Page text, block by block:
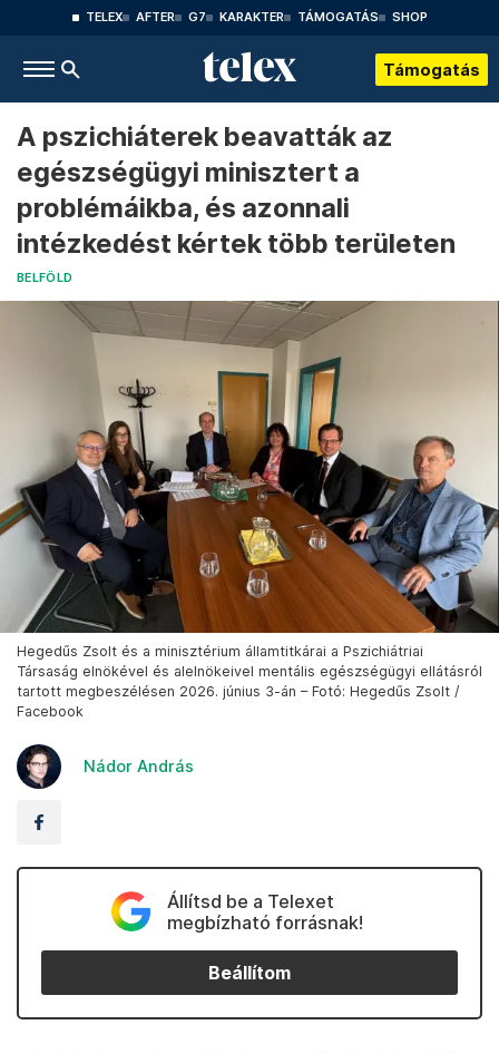
TELEX AFTER G7 KARAKTER TÁMOGATÁS SHOP
Támogatás
A pszichiáterek beavatták az
egészségügyi minisztert a
problémáikba, és azonnali
intézkedést kértek több területen
BELFÖLD
Hegedűs Zsolt és a minisztérium államtitkárai a Pszichiátriai
Társaság elnökével és alelnökeivel mentális egészségügyi ellátásról
tartott megbeszélésen 2026. június 3-án – Fotó: Hegedűs Zsolt /
Facebook
Nádor András
Állítsd be a Telexet
megbízható forrásnak!
Beállítom